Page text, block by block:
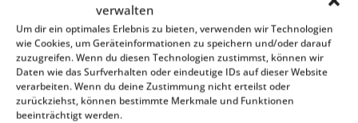
verwalten
Um dir ein optimales Erlebnis zu bieten, verwenden wir Technologien
wie Cookies, um Geräteinformationen zu speichern und/oder darauf
zuzugreifen. Wenn du diesen Technologien zustimmst, können wir
Daten wie das Surfverhalten oder eindeutige IDs auf dieser Website
verarbeiten. Wenn du deine Zustimmung nicht erteilst oder
zurückziehst, können bestimmte Merkmale und Funktionen
beeinträchtigt werden.